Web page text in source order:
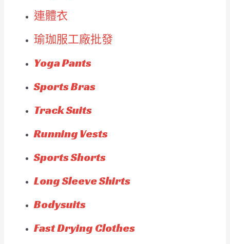
連體衣
瑜珈服工廠批發
Yoga Pants
Sports Bras
Track Suits
Running Vests
Sports Shorts
Long Sleeve Shirts
Bodysuits
Fast Drying Clothes